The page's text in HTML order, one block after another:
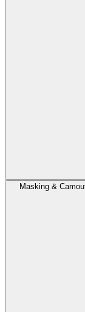
Masking &